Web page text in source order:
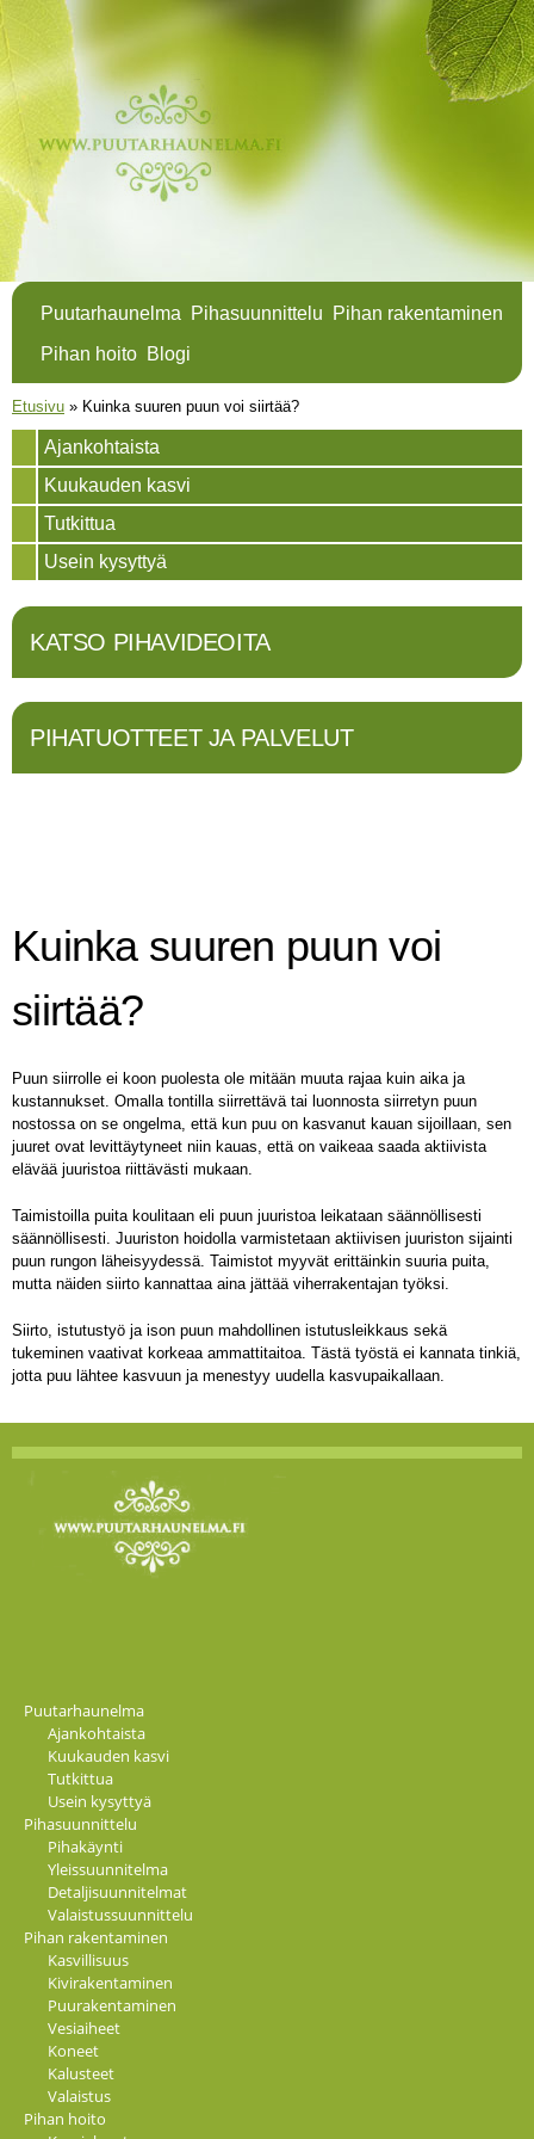
Puutarhaunelma Pihasuunnittelu
Pihan rakentaminen
Pihan hoito Blogi
Olet täällä
Etusivu » Kuinka suuren puun voi siirtää?
Ajankohtaista
Kuukauden kasvi
Tutkittua
Usein kysyttyä
KATSO PIHAVIDEOITA
PIHATUOTTEET JA PALVELUT
Kuinka suuren puun voi
siirtää?
Puun siirrolle ei koon puolesta ole mitään muuta rajaa kuin aika ja
kustannukset. Omalla tontilla siirrettävä tai luonnosta siirretyn puun
nostossa on se ongelma, että kun puu on kasvanut kauan sijoillaan, sen
juuret ovat levittäytyneet niin kauas, että on vaikeaa saada aktiivista
elävää juuristoa riittävästi mukaan.
Taimistoilla puita koulitaan eli puun juuristoa leikataan säännöllisesti
säännöllisesti. Juuriston hoidolla varmistetaan aktiivisen juuriston sijainti
puun rungon läheisyydessä. Taimistot myyvät erittäinkin suuria puita,
mutta näiden siirto kannattaa aina jättää viherrakentajan työksi.
Siirto, istutustyö ja ison puun mahdollinen istutusleikkaus sekä
tukeminen vaativat korkeaa ammattitaitoa. Tästä työstä ei kannata tinkiä,
jotta puu lähtee kasvuun ja menestyy uudella kasvupaikallaan.
Puutarhaunelma
Ajankohtaista
Kuukauden kasvi
Tutkittua
Usein kysyttyä
Pihasuunnittelu
Pihakäynti
Yleissuunnitelma
Detaljisuunnitelmat
Valaistussuunnittelu
Pihan rakentaminen
Kasvillisuus
Kivirakentaminen
Puurakentaminen
Vesiaiheet
Koneet
Kalusteet
Valaistus
Pihan hoito